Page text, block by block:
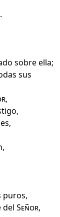
.
sobre ella;
sus
,
,
puros,
del Señor,